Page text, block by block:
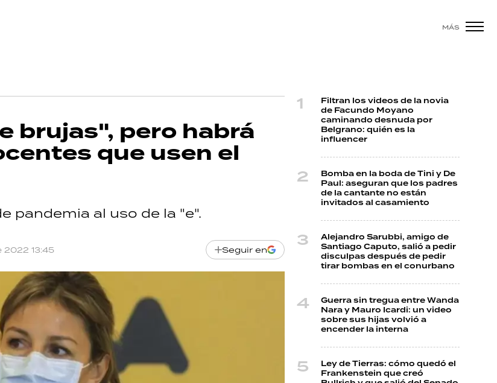
MÁS
brujas", pero habrá
que usen el
pandemia al uso de la "e".
2022 13:45 Seguir en
Filtran los videos de la novia
de Facundo Moyano
caminando desnuda por
Belgrano: quién es la
influencer
Bomba en la boda de Tini y De
Paul: aseguran que los padres
de la cantante no están
invitados al casamiento
Alejandro Sarubbi, amigo de
Santiago Caputo, salió a pedir
disculpas después de pedir
tirar bombas en el conurbano
Guerra sin tregua entre Wanda
Nara y Mauro Icardi: un video
sobre sus hijas volvió a
encender la interna
Ley de Tierras: cómo quedó el
Frankenstein que creó